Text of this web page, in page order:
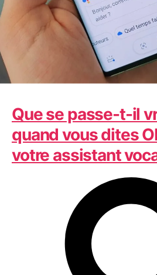
Que se passe-t-il
quand vous dites
votre assistant